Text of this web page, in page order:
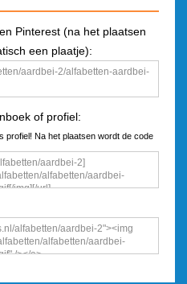
Pinterest (na het plaatsen
een plaatje):
of profiel:
profiel! Na het plaatsen wordt de code